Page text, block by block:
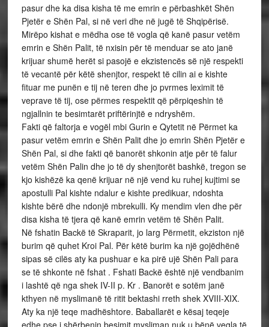
pasur dhe ka disa kisha të me emrin e përbashkët Shën
Pjetër e Shën Pal, si në veri dhe në jugë të Shqipërisë.
Mirëpo kishat e mëdha ose të vogla që kanë pasur vetëm
emrin e Shën Palit, të nxisin për të menduar se ato janë
krijuar shumë herët si pasojë e ekzistencës së një respekti
të vecantë për këtë shenjtor, respekt të cilin ai e kishte
fituar me punën e tij në teren dhe jo pvrmes leximit të
veprave të tij, ose përmes respektit që përpiqeshin të
ngjallnin te besimtarët priftërinjtë e ndryshëm.
Fakti që faltorja e vogël mbi Gurin e Qytetit në Përmet ka
pasur vetëm emrin e Shën Palit dhe jo emrin Shën Pjetër e
Shën Pal, si dhe fakti që banorët shkonin atje për të falur
vetëm Shën Palin dhe jo të dy shenjtorët bashkë, tregon se
kjo kishëzë ka qenë krijuar në një vend ku ruhej kujtimi se
apostulli Pal kishte ndalur e kishte predikuar, ndoshta
kishte bërë dhe ndonjë mbrekulli. Ky mendim vlen dhe për
disa kisha të tjera që kanë emrin vetëm të Shën Palit.
Në fshatin Backë të Skraparit, jo larg Përmetit, ekziston një
burim që quhet Kroi Pal. Për këtë burim ka një gojëdhënë
sipas së cilës aty ka pushuar e ka pirë ujë Shën Pali para
se të shkonte në fshat . Fshati Backë është një vendbanim
i lashtë që nga shek IV-II p. Kr . Banorët e sotëm janë
kthyen në myslimanë të ritit bektashi rreth shek XVIII-XIX.
Aty ka një teqe madhështore. Baballarët e kësaj teqeje
edhe pse i shërbenin besimit mysliman nuk u bënë vegla të